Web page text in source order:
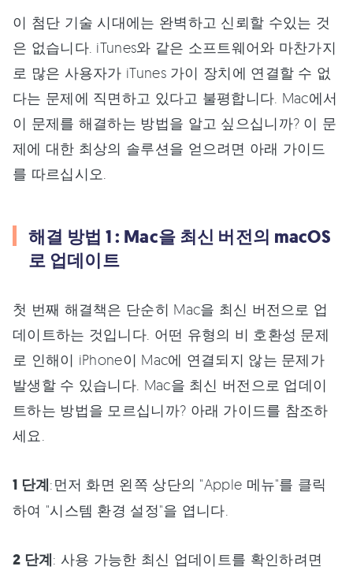
이 첨단 기술 시대에는 완벽하고 신뢰할 수있는 것
은 없습니다. iTunes와 같은 소프트웨어와 마찬가지
로 많은 사용자가 iTunes 가이 장치에 연결할 수 없
다는 문제에 직면하고 있다고 불평합니다. Mac에서
이 문제를 해결하는 방법을 알고 싶으십니까? 이 문
제에 대한 최상의 솔루션을 얻으려면 아래 가이드
를 따르십시오.
해결 방법 1 : Mac을 최신 버전의 macOS
로 업데이트
첫 번째 해결책은 단순히 Mac을 최신 버전으로 업
데이트하는 것입니다. 어떤 유형의 비 호환성 문제
로 인해이 iPhone이 Mac에 연결되지 않는 문제가
발생할 수 있습니다. Mac을 최신 버전으로 업데이
트하는 방법을 모르십니까? 아래 가이드를 참조하
세요.
1 단계:먼저 화면 왼쪽 상단의 "Apple 메뉴"를 클릭
하여 "시스템 환경 설정"을 엽니다.
2 단계: 사용 가능한 최신 업데이트를 확인하려면